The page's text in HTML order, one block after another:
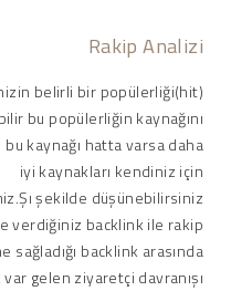
Rakip Analizi
belirli bir popülerliği(hit)
bu popülerliğin kaynağını
kaynağı hatta varsa daha
iyi kaynakları kendiniz için
şekilde düşünebilirsiniz
verdiğiniz backlink ile rakip
sağladığı backlink arasında
gelen ziyaretçi davranışı